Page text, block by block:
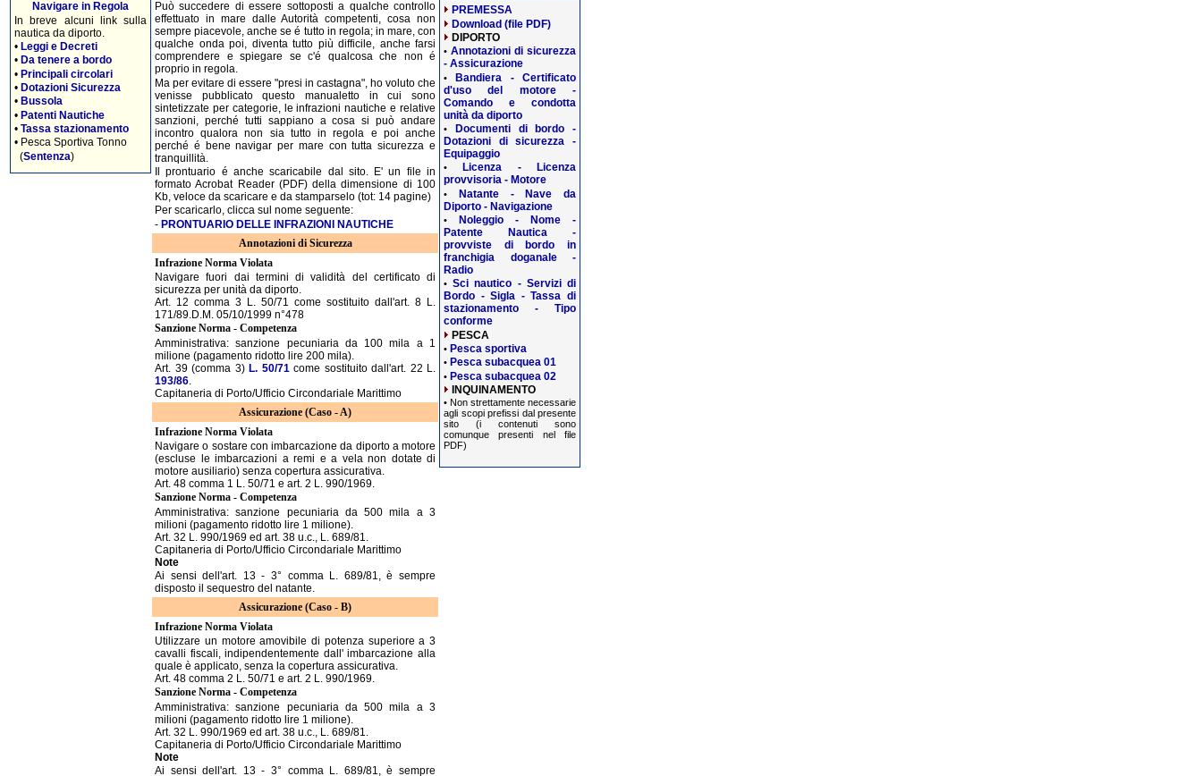
Navigare in Regola
In breve alcuni link sulla
nautica da diporto.
• Leggi e Decreti
• Da tenere a bordo
• Principali circolari
• Dotazioni Sicurezza
• Bussola
• Patenti Nautiche
• Tassa stazionamento
• Pesca Sportiva Tonno
(Sentenza)
Può succedere di essere sottoposti a qualche controllo
effettuato in mare dalle Autorità competenti, cosa non
sempre piacevole, anche se é tutto in regola; in mare, con
qualche onda poi, diventa tutto più difficile, anche farsi
comprendere e spiegare se c'é qualcosa che non é
proprio in regola.
Ma per evitare di essere "presi in castagna", ho voluto che
venisse pubblicato questo manualetto in cui sono
sintetizzate per categorie, le infrazioni nautiche e relative
sanzioni, perché tutti sappiano a cosa si può andare
incontro qualora non sia tutto in regola e poi anche
perché é bene navigar per mare con tutta sicurezza e
tranquillità.
Il prontuario é anche scaricabile dal sito. E' un file in
formato Acrobat Reader (PDF) della dimensione di 100
Kb, veloce da scaricare e da stamparselo (tot: 14 pagine)
Per scaricarlo, clicca sul nome seguente:
- PRONTUARIO DELLE INFRAZIONI NAUTICHE
Annotazioni di Sicurezza
Infrazione Norma Violata
Navigare fuori dai termini di validità del certificato di
sicurezza per unità da diporto.
Art. 12 comma 3 L. 50/71 come sostituito dall'art. 8 L.
171/89.D.M. 05/10/1999 n°478
Sanzione Norma - Competenza
Amministrativa: sanzione pecuniaria da 100 mila a 1
milione (pagamento ridotto lire 200 mila).
Art. 39 (comma 3) L. 50/71 come sostituito dall'art. 22 L.
193/86
Capitaneria di Porto/Ufficio Circondariale Marittimo
Assicurazione (Caso - A)
Infrazione Norma Violata
Navigare o sostare con imbarcazione da diporto a motore
(escluse le imbarcazioni a remi e a vela non dotate di
motore ausiliario) senza copertura assicurativa.
Art. 48 comma 1 L. 50/71 e art. 2 L. 990/1969.
Sanzione Norma - Competenza
Amministrativa: sanzione pecuniaria da 500 mila a 3
milioni (pagamento ridotto lire 1 milione).
Art. 32 L. 990/1969 ed art. 38 u.c., L. 689/81.
Capitaneria di Porto/Ufficio Circondariale Marittimo
Note
Ai sensi dell'art. 13 - 3° comma L. 689/81, è sempre
disposto il sequestro del natante.
Assicurazione (Caso - B)
Infrazione Norma Violata
Utilizzare un motore amovibile di potenza superiore a 3
cavalli fiscali, indipendentemente dall' imbarcazione alla
quale è applicato, senza la copertura assicurativa.
Art. 48 comma 2 L. 50/71 e art. 2 L. 990/1969.
Sanzione Norma - Competenza
Amministrativa: sanzione pecuniaria da 500 mila a 3
milioni (pagamento ridotto lire 1 milione).
Art. 32 L. 990/1969 ed art. 38 u.c., L. 689/81.
Capitaneria di Porto/Ufficio Circondariale Marittimo
Note
Ai sensi dell'art. 13 - 3° comma L. 689/81, è sempre
PREMESSA
Download (file PDF)
DIPORTO
• Annotazioni di sicurezza
- Assicurazione
• Bandiera - Certificato
d'uso del motore -
Comando e condotta
unità da diporto
•
Documenti di bordo -
Dotazioni di sicurezza -
Equipaggio
•
Licenza - Licenza
provvisoria - Motore
• Natante - Nave da
Diporto - Navigazione
•
Noleggio - Nome -
Patente Nautica -
provviste di bordo in
franchigia doganale -
Radio
•Sci nautico - Servizi di
Bordo - Sigla - Tassa di
stazionamento - Tipo
conforme
PESCA
• Pesca sportiva
• Pesca subacquea 01
• Pesca subacquea 02
INQUINAMENTO
• Non strettamente necessarie
agli scopi prefissi dal presente
sito (i contenuti sono
comunque presenti nel file
PDF)